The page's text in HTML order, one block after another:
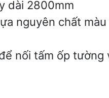
dài 2800mm
nguyên chất
nối tấm ốp